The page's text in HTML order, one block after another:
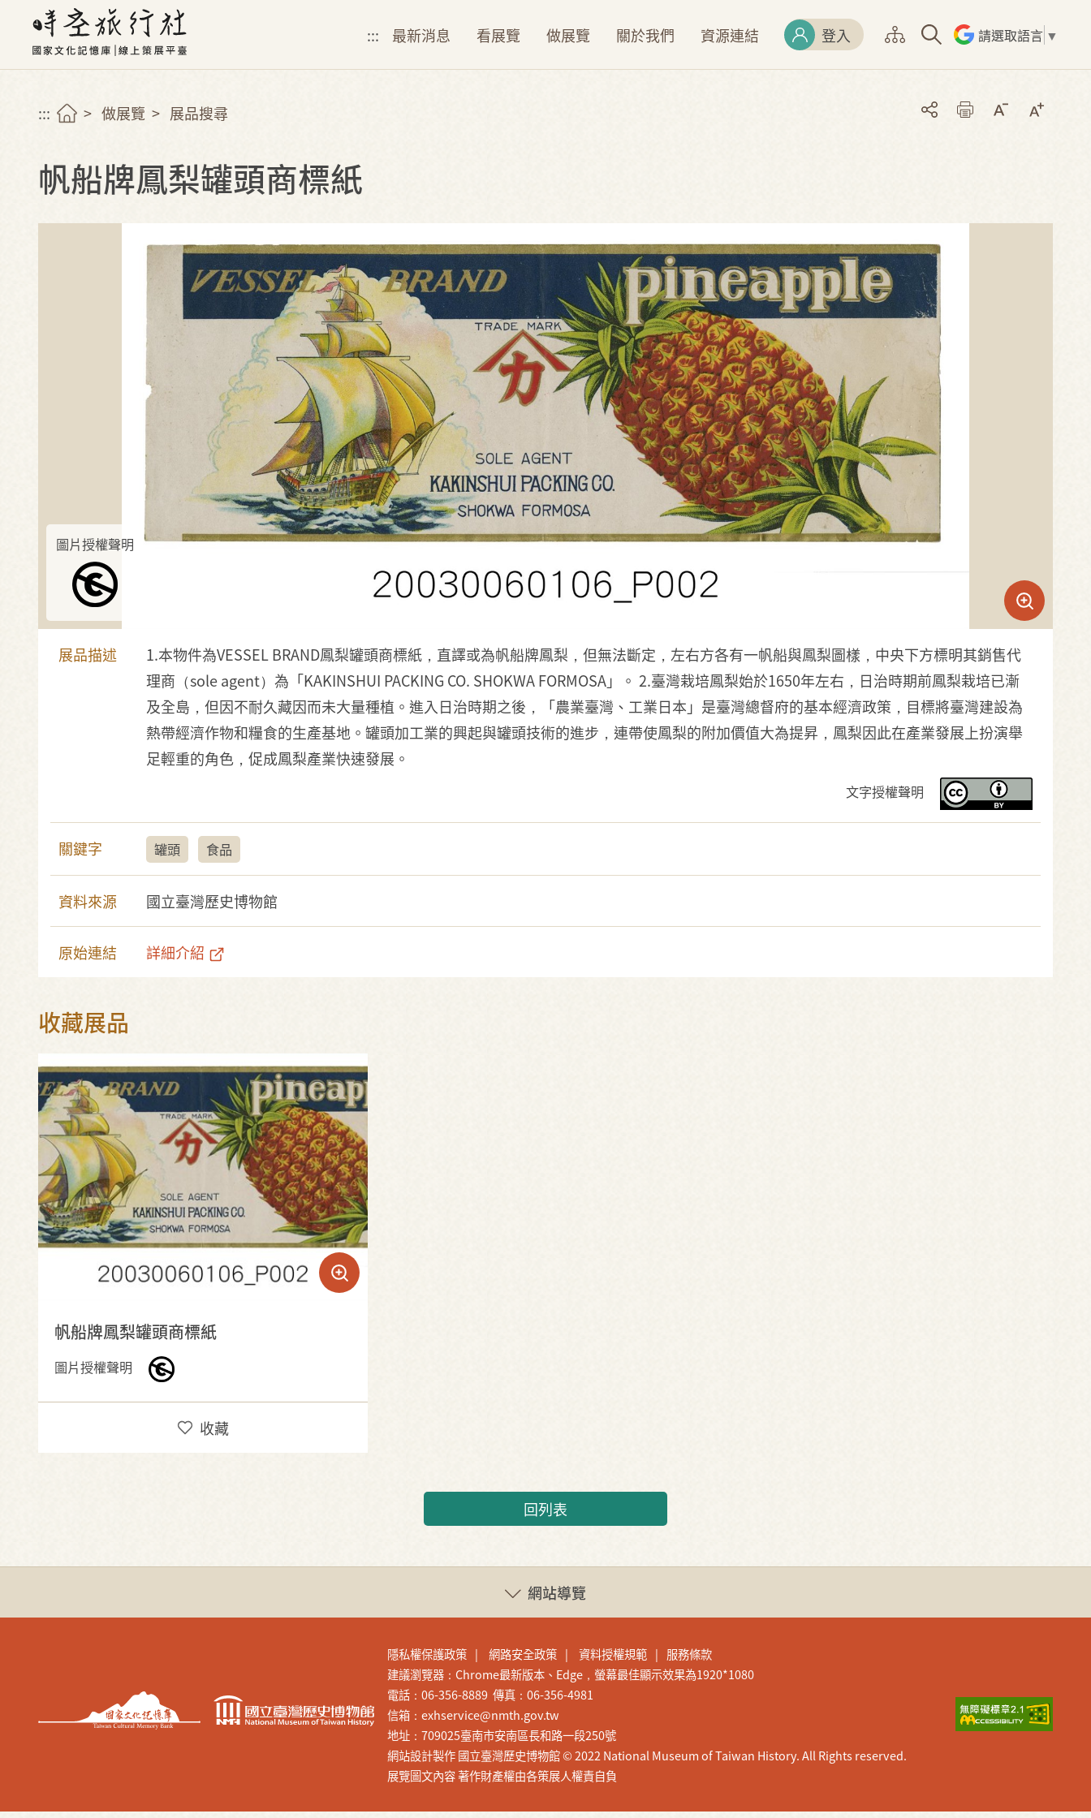
::: 最新消息 看展覽 做展覽 關於我們 資源連結 登入 請選取語言 ▼
::: 做展覽 展品搜尋
帆船牌鳳梨罐頭商標紙
圖片授權聲明
展品描述
1.本物件為VESSEL BRAND鳳梨罐頭商標紙，直譯或為帆船牌鳳梨，但無法斷定，左右方各有一帆船與鳳梨圖樣，中央下方標明其銷售代
理商（sole agent）為「KAKINSHUI PACKING CO. SHOKWA FORMOSA」。 2.臺灣栽培鳳梨始於1650年左右，日治時期前鳳梨栽培已漸
及全島，但因不耐久藏因而未大量種植。進入日治時期之後，「農業臺灣、工業日本」是臺灣總督府的基本經濟政策，目標將臺灣建設為
熱帶經濟作物和糧食的生產基地。罐頭加工業的興起與罐頭技術的進步，連帶使鳳梨的附加價值大為提昇，鳳梨因此在產業發展上扮演舉
足輕重的角色，促成鳳梨產業快速發展。
文字授權聲明
關鍵字 罐頭 食品
資料來源 國立臺灣歷史博物館
原始連結 詳細介紹
收藏展品
帆船牌鳳梨罐頭商標紙
圖片授權聲明
收藏
回列表
網站導覽
隱私權保護政策 網路安全政策 資料授權規範
服務條款
建議瀏覽器：Chrome最新版本、Edge，螢幕最佳顯示效果為1920*1080
電話：06-356-8889 傳真：06-356-4981
信箱：exhservice@nmth.gov.tw
地址：709025臺南市安南區長和路一段250號
網站設計製作 國立臺灣歷史博物館 © 2022 National Museum of Taiwan History. All Rights reserved.
展覽圖文內容 著作財產權由各策展人權責自負